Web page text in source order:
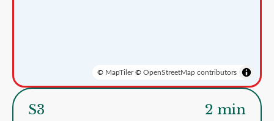
© MapTiler© OpenStreetMap contributors
S3 2 min